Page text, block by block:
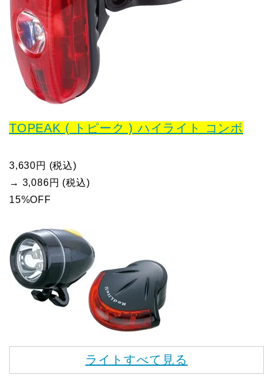
TOPEAK ( トピーク ) ハイライト コンボ
3,630円 (税込)
→ 3,086円 (税込)
15%OFF
ライトすべて見る